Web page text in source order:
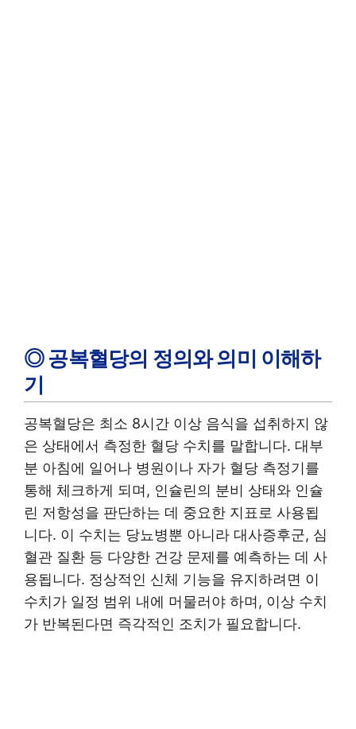
◎ 공복혈당의 정의와 의미 이해하
기
공복혈당은 최소 8시간 이상 음식을 섭취하지 않
은 상태에서 측정한 혈당 수치를 말합니다. 대부
분 아침에 일어나 병원이나 자가 혈당 측정기를
통해 체크하게 되며, 인슐린의 분비 상태와 인슐
린 저항성을 판단하는 데 중요한 지표로 사용됩
니다. 이 수치는 당뇨병뿐 아니라 대사증후군, 심
혈관 질환 등 다양한 건강 문제를 예측하는 데 사
용됩니다. 정상적인 신체 기능을 유지하려면 이
수치가 일정 범위 내에 머물러야 하며, 이상 수치
가 반복된다면 즉각적인 조치가 필요합니다.